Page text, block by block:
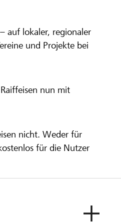
auf lokaler, regionaler
und Projekte bei
nun mit
nicht. Weder für
für die Nutzer